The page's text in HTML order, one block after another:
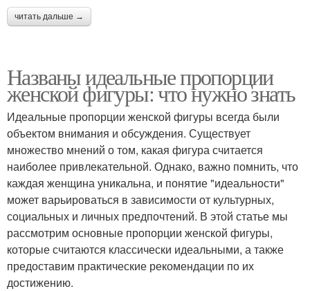
читать дальше →
Названы идеальные пропорции
женской фигуры: что нужно знать
Идеальные пропорции женской фигуры всегда были
объектом внимания и обсуждения. Существует
множество мнений о том, какая фигура считается
наиболее привлекательной. Однако, важно помнить, что
каждая женщина уникальна, и понятие "идеальности"
может варьироваться в зависимости от культурных,
социальных и личных предпочтений. В этой статье мы
рассмотрим основные пропорции женской фигуры,
которые считаются классически идеальными, а также
предоставим практические рекомендации по их
достижению.